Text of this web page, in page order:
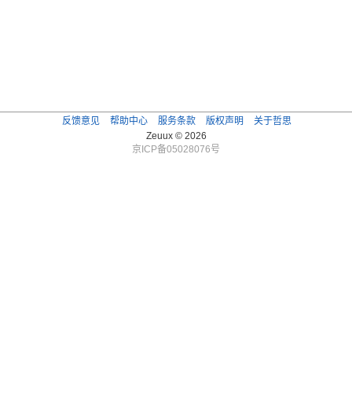
反馈意见 帮助中心 服务条款 版权声明
关于哲思
Zeuux © 2026
京ICP备05028076号